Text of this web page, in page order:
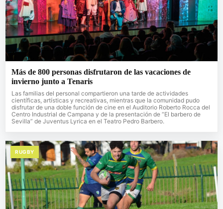
Más de 800 personas disfrutaron de las vacaciones de
invierno junto a Tenaris
Las familias del personal compartieron una tarde de actividades
científicas, artísticas y recreativas, mientras que la comunidad pudo
disfrutar de una doble función de cine en el Auditorio Roberto Rocca del
Centro Industrial de Campana y de la presentación de “El barbero de
Sevilla” de Juventus Lyrica en el Teatro Pedro Barbero.
RUGBY